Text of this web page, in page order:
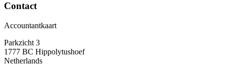
Contact
Accountantkaart
Parkzicht 3
1777 BC Hippolytushoef
Netherlands